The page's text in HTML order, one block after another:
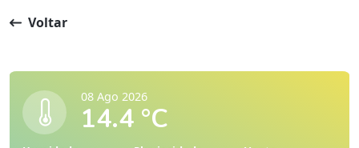
Voltar
08 Ago 2026
14.4 °C